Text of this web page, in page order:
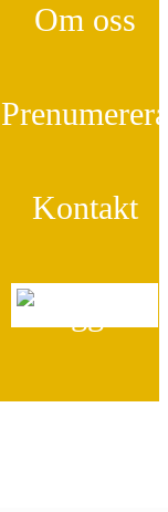
Om oss
Prenumerera
Kontakt